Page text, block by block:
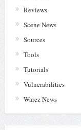
Reviews
Scene News
Sources
Tools
Tutorials
Vulnerabilities
Warez News